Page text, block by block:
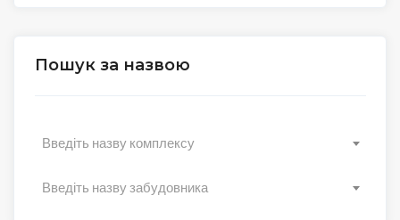
Пошук за назвою
Введіть назву комплексу
Введіть назву забудовника